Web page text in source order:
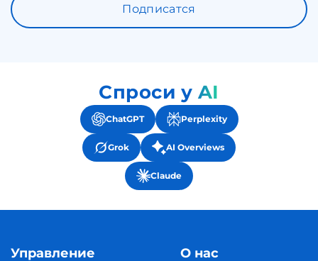
Подписатся
Спроси у AI
ChatGPT Perplexity
Grok AI Overviews
Claude
Управление
О нас